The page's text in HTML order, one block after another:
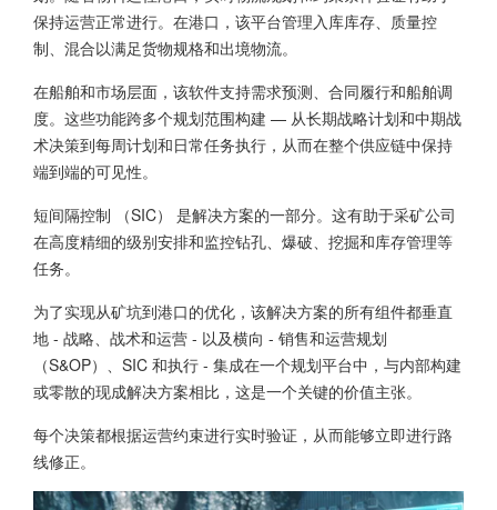
保持运营正常进行。在港口，该平台管理入库库存、质量控
制、混合以满足货物规格和出境物流。
在船舶和市场层面，该软件支持需求预测、合同履行和船舶调
度。这些功能跨多个规划范围构建 — 从长期战略计划和中期战
术决策到每周计划和日常任务执行，从而在整个供应链中保持
端到端的可见性。
短间隔控制 （SIC） 是解决方案的一部分。这有助于采矿公司
在高度精细的级别安排和监控钻孔、爆破、挖掘和库存管理等
任务。
为了实现从矿坑到港口的优化，该解决方案的所有组件都垂直
地 - 战略、战术和运营 - 以及横向 - 销售和运营规划
（S&OP）、SIC 和执行 - 集成在一个规划平台中，与内部构建
或零散的现成解决方案相比，这是一个关键的价值主张。
每个决策都根据运营约束进行实时验证，从而能够立即进行路
线修正。